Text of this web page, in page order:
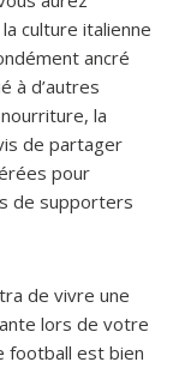
culture italienne
ancré
à d’autres
la
de partager
pour
de supporters
de vivre une
lors de votre
football est bien